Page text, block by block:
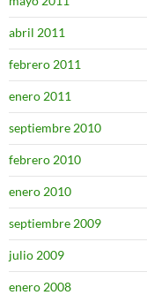
abril 2011
febrero 2011
enero 2011
septiembre 2010
febrero 2010
enero 2010
septiembre 2009
julio 2009
enero 2008